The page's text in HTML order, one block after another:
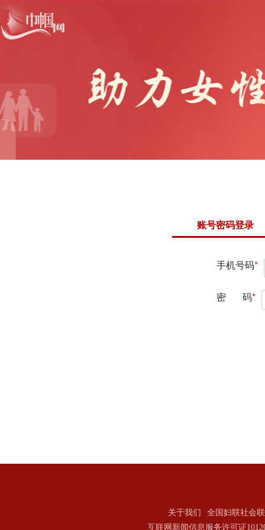
关于我们
全国妇联社会
互联网新闻信息服务许可证